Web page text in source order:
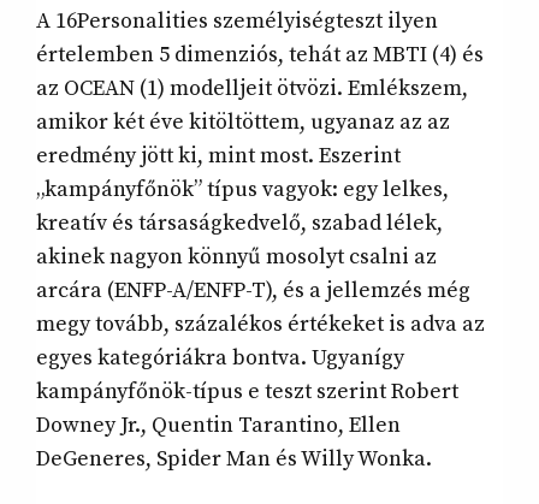
A 16Personalities személyiségteszt ilyen
értelemben 5 dimenziós, tehát az MBTI (4) és
az OCEAN (1) modelljeit ötvözi. Emlékszem,
amikor két éve kitöltöttem, ugyanaz az az
eredmény jött ki, mint most. Eszerint
„kampányfőnök” típus vagyok: egy lelkes,
kreatív és társaságkedvelő, szabad lélek,
akinek nagyon könnyű mosolyt csalni az
arcára (ENFP-A/ENFP-T), és a jellemzés még
megy tovább, százalékos értékeket is adva az
egyes kategóriákra bontva. Ugyanígy
kampányfőnök-típus e teszt szerint Robert
Downey Jr., Quentin Tarantino, Ellen
DeGeneres, Spider Man és Willy Wonka.